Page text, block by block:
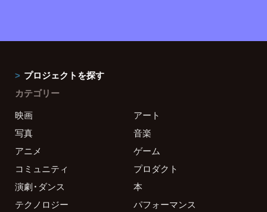
プロジェクトを探す
カテゴリー
映画
アート
写真
音楽
アニメ
ゲーム
コミュニティ
プロダクト
演劇・ダンス
本
テクノロジー
パフォーマンス